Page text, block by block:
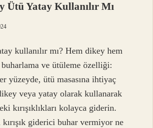
Ütü Yatay Kullanılır Mı
kullanılır mı? Hem dikey hem
ve ütüleme özelliği:
yüzeyde, ütü masasına ihtiyaç
veya yatay olarak kullanarak
kırışıklıkları kolayca giderin.
giderici buhar vermiyor ne